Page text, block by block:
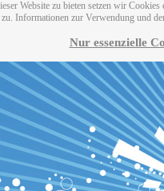
Website zu bieten setzen wir
zu. Informationen zur Verwendung und
Nur essenzielle